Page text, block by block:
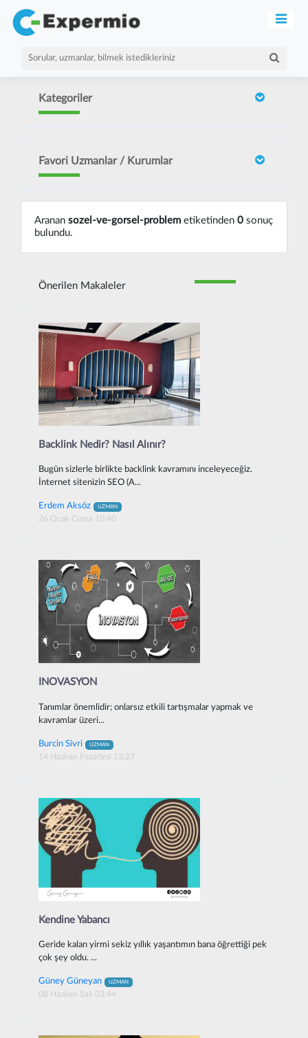
Kategoriler
Favori Uzmanlar / Kurumlar
Aranan sozel-ve-gorsel-problemetiketinden 0sonuç
bulundu.
Önerilen Makaleler
Backlink Nedir? Nasıl Alınır?
Bugün sizlerle birlikte backlink kavramını inceleyeceğiz.
İnternet sitenizin SEO (A...
Erdem Aksöz UZMAN
26 Ocak Cuma 10:40
INOVASYON
Tanımlar önemlidir; onlarsız etkili tartışmalar yapmak ve
kavramlar üzeri...
Burcin Sivri UZMAN
14 Haziran Pazartesi 13:27
Kendine Yabancı
Geride kalan yirmi sekiz yıllık yaşantımın bana öğrettiği pek
çok şey oldu. ...
Güney Güneyan UZMAN
08 Haziran Salı 03:44